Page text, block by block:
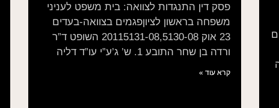
פסק דין התנגדות לצוואה: בית משפט לעניני
משפחה בראשון לציוןפגמים בצוואה-בעדים
23 אוק 20115131-08,5130-08 השופט ד”ר
ורדה בן שחר התובע 1. ש’ ג’ע”י עו”ד דליה
קרא עוד »